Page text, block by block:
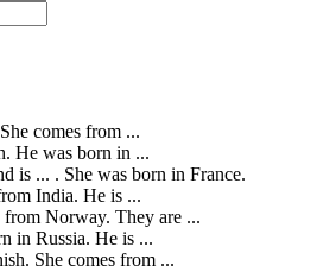
comes from ...
He was born in ...
is ... . She was born in France.
India. He is ...
from Norway. They are ...
in Russia. He is ...
She comes from ...